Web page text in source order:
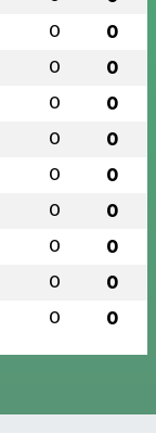
0 0
0 0
0 0
0 0
0 0
0 0
0 0
0 0
0 0